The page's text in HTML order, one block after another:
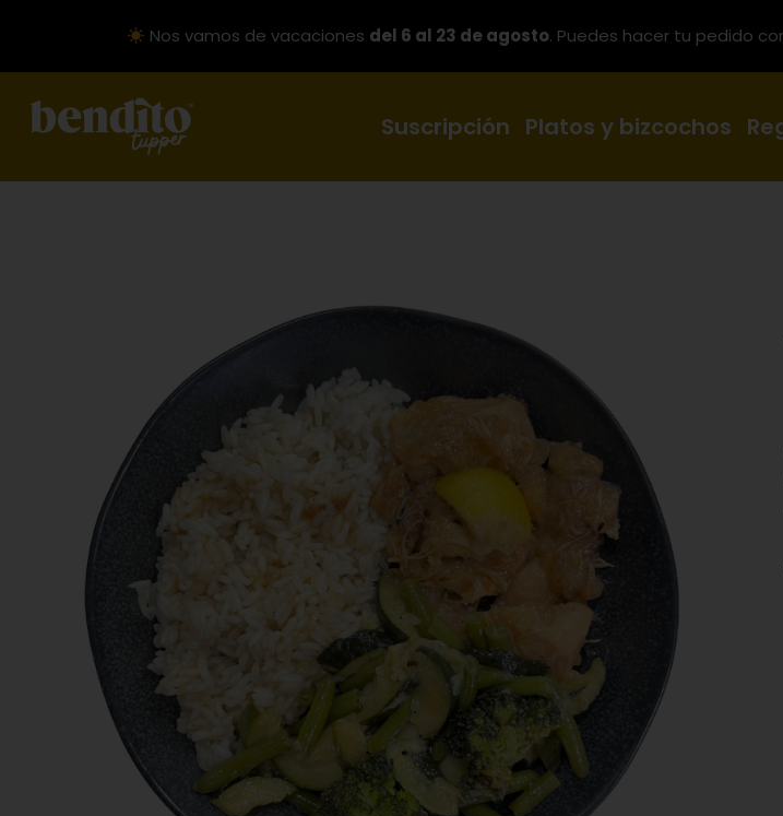
Nos vamos de vacaciones del 6 al 23 de agosto. Puedes hacer tu pedido
Suscripción Platos y bizcochos